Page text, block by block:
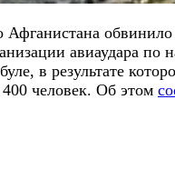
Афганистана
авиаудара по
в результате
человек. Об этом